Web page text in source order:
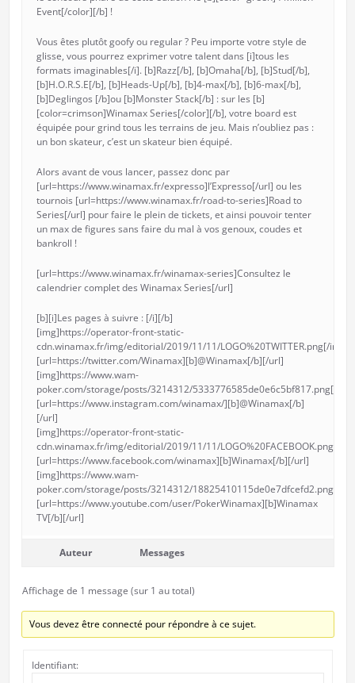
Event[/color][/b] !
Vous êtes plutôt goofy ou regular ? Peu importe votre style de
glisse, vous pourrez exprimer votre talent dans [i]tous les
formats imaginables[/i]. [b]Razz[/b], [b]Omaha[/b], [b]Stud[/b],
[b]H.O.R.S.E[/b], [b]Heads-Up[/b], [b]4-max[/b], [b]6-max[/b],
[b]Deglingos [/b]ou [b]Monster Stack[/b] : sur les [b]
[color=crimson]Winamax Series[/color][/b], votre board est
équipée pour grind tous les terrains de jeu. Mais n’oubliez pas :
un bon skateur, c’est un skateur bien équipé.
Alors avant de vous lancer, passez donc par
[url=https://www.winamax.fr/expresso]l’Expresso[/url] ou les
tournois [url=https://www.winamax.fr/road-to-series]Road to
Series[/url] pour faire le plein de tickets, et ainsi pouvoir tenter
un max de figures sans faire du mal à vos genoux, coudes et
bankroll !
[url=https://www.winamax.fr/winamax-series]Consultez le
calendrier complet des Winamax Series[/url]
[b][i]Les pages à suivre : [/i][/b]
[img]https://operator-front-static-
cdn.winamax.fr/img/editorial/2019/11/11/LOGO%20TWITTER.png[/img]
[url=https://twitter.com/Winamax][b]@Winamax[/b][/url]
[img]https://www.wam-
poker.com/storage/posts/3214312/5333776585de0e6c5bf817.png[/
[url=https://www.instagram.com/winamax/][b]@Winamax[/b]
[/url]
[img]https://operator-front-static-
cdn.winamax.fr/img/editorial/2019/11/11/LOGO%20FACEBOOK.png[/
[url=https://www.facebook.com/winamax][b]Winamax[/b][/url]
[img]https://www.wam-
poker.com/storage/posts/3214312/18825410115de0e7dfcefd2.png[/
[url=https://www.youtube.com/user/PokerWinamax][b]Winamax
TV[/b][/url]
Auteur Messages
Affichage de 1 message (sur 1 au total)
Vous devez être connecté pour répondre à ce sujet.
Identifiant: